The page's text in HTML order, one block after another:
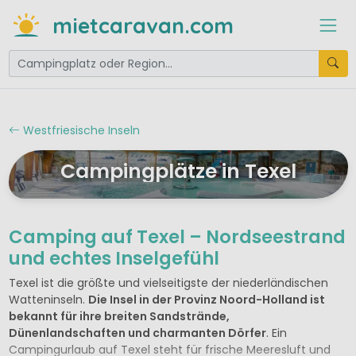
mietcaravan.com
Westfriesische Inseln
Campingplätze in Texel
Camping auf Texel – Nordseestrand
und echtes Inselgefühl
Texel ist die größte und vielseitigste der niederländischen
Watteninseln. Die Insel in der Provinz Noord-Holland ist
bekannt für ihre breiten Sandstrände,
Dünenlandschaften und charmanten Dörfer. Ein
Campingurlaub auf Texel steht für frische Meeresluft und